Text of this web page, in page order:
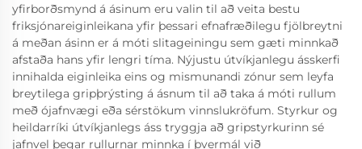
yfirborðsmynd á ásinum eru valin til að veita bestu
friksjónareiginleikana yfir þessari efnafræðilegu fjölbreytni
á meðan ásinn er á móti slitageiningu sem gæti minnkað
afstaða hans yfir lengri tíma. Nýjustu útvíkjanlegu ásskerfi
innihalda eiginleika eins og mismunandi zónur sem leyfa
breytilega gripþrýsting á ásnum til að taka á móti rullum
með ójafnvægi eða sérstökum vinnslukröfum. Styrkur og
heildarríki útvíkjanlegs áss tryggja að gripstyrkurinn sé
jafnvel þegar rullurnar minnka í þvermál við